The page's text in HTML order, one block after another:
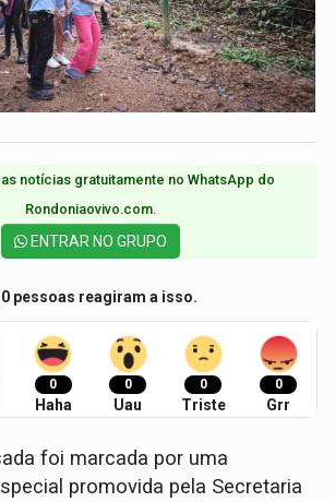
notícias gratuitamente no WhatsApp do
Rondoniaovivo.com.​
ENTRAR NO GRUPO
0 pessoas reagiram a isso.
0
Haha
0
Uau
0
Triste
0
Grr
foi marcada por uma
promovida pela Secretaria